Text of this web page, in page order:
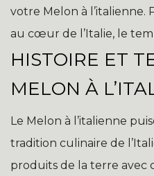
votre Melon à l’italienne.
au cœur de l’Italie, le
HISTOIRE ET
MELON À
Le Melon à l’italienne
tradition culinaire de
produits de la terre avec